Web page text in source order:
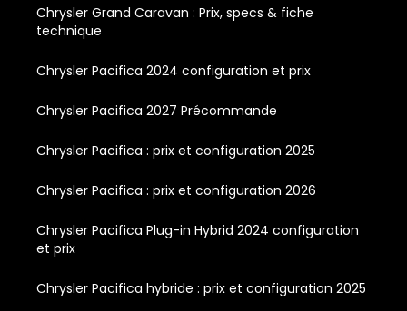
Chrysler Grand Caravan : Prix, specs & fiche
technique
Chrysler Pacifica 2024 configuration et prix
Chrysler Pacifica 2027 Précommande
Chrysler Pacifica : prix et configuration 2025
Chrysler Pacifica : prix et configuration 2026
Chrysler Pacifica Plug-in Hybrid 2024 configuration
et prix
Chrysler Pacifica hybride : prix et configuration 2025